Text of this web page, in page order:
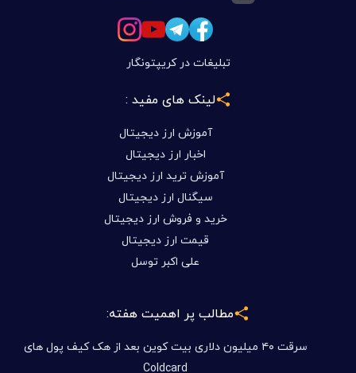
تبلیغات در کریپتونگار
لینک های مفید :
آموزش ارز دیجیتال
اخبار ارز دیجیتال
آموزش ترید ارز دیجیتال
سیگنال ارز دیجیتال
خرید و فروش ارز دیجیتال
قیمت ارز دیجیتال
علی اکبر توسل
مطالب پر اهمیت هفته:
سرقت ۴۰ میلیون دلاری بیت کوین بعد از هک کیف پول های
Coldcard